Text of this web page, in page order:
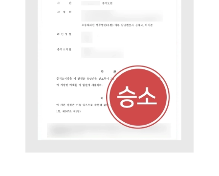
부소개
대륜의 강점
오시는 길
글로벌 파트너 로펌
고객의 소리
통합검색